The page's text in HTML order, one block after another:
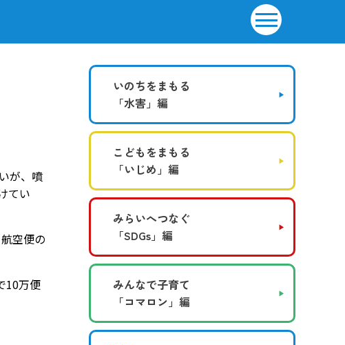
が、噴
てい
空便の
10万便
いのちをまもる
「水害」編
こどもをまもる
「いじめ」編
みらいへつなぐ
「SDGs」編
みんなで子育て
「コマロン」編